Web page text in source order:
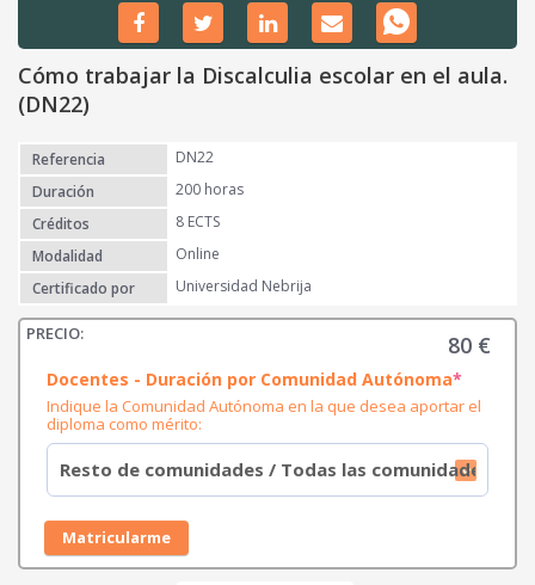
Cómo trabajar la Discalculia escolar en el aula.
(DN22)
Referencia
DN22
Duración
200 horas
Créditos
8 ECTS
Modalidad
Online
Certificado por
Universidad Nebrija
80 €
Docentes - Duración por Comunidad Autónoma*
e
u
i
r
e
Indique la Comunidad Autónoma en la que desea aportar el
diploma como mérito:
Matricularme